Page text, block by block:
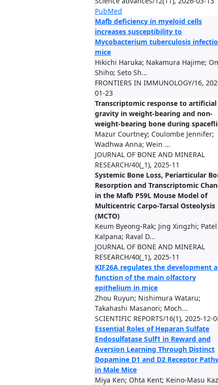
PubMed
Mafb deficiency in myeloid cells
increases susceptibility to
Mycobacterium tuberculosis
mice
Hikichi Haruka; Nakamura Hajime;
Shiho; Seto Sh...
FRONTIERS IN IMMUNOLOGY/16,
01-23
Transcriptomic response to artificial
gravity in weight-bearing and non-
weight-bearing bone during
Mazur Courtney; Coulombe Jennifer;
Wadhwa Anna; Wein ...
JOURNAL OF BONE AND MINERAL
RESEARCH/40(_1), 2025-11
Systemic Bone Loss, Periarticular
Resorption and Transcriptomic
in the Mafb P59L Mouse Model of
Multicentric Carpo-Tarsal Osteolysis
(MCTO)
Keum Byeong-Rak; Jing Xingzhi; Patel
Kalpana; Raval D...
JOURNAL OF BONE AND MINERAL
RESEARCH/40(_1), 2025-11
KIF26A regulates the development
function of the main olfactory
epithelium in mice
Zhou Ruyun; Nishimura Wataru;
Takahashi Masanori; Moch...
SCIENTIFIC REPORTS/16(1), 2025-12-
Essential Roles of Heparan Sulfate
Endosulfatase Sulf1 in Reward and
Aversion Learning Through Distinct
Dopamine D1 and D2 Receptor
in Male Mice
Miya Ken; Ohta Kent; Keino-Masu